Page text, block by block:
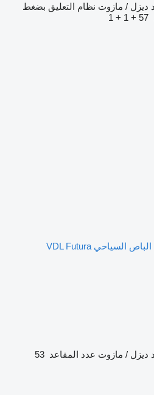
ديزل / مازوت نظام التعليق بضغط
57 + 1 + 1
الباص السياحي VDL Futura
ديزل / مازوت عدد المقاعد 53